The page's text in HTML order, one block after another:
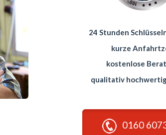
24 Stunden
kurze
kostenlose
qualitativ
0160